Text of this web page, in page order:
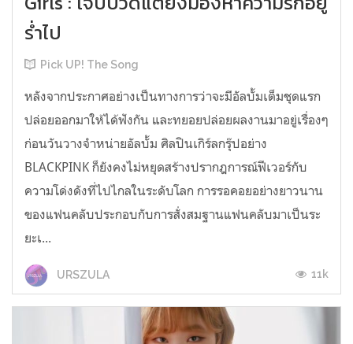
ร่ำไป
Pick UP! The Song
หลังจากประกาศอย่างเป็นทางการว่าจะมีอัลบั้มเต็มชุดแรก
ปล่อยออกมาให้ได้ฟังกัน และทยอยปล่อยผลงานมาอยู่เรื่องๆ
ก่อนวันวางจำหน่ายอัลบั้ม ศิลปินเกิร์ลกรุ๊ปอย่าง
BLACKPINK ก็ยังคงไม่หยุดสร้างปรากฎการณ์ฟีเวอร์กับ
ความโด่งดังที่ไปไกลในระดับโลก การรอคอยอย่างยาวนาน
ของแฟนคลับประกอบกับการสั่งสมฐานแฟนคลับมาเป็นระ
ยะเ...
URSZULA 11k